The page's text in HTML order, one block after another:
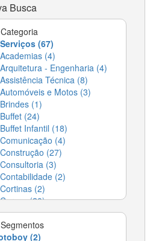
Busca
Categoria
Serviços (67)
Academias (4)
Arquitetura - Engenharia (4)
Assistência Técnica (8)
Automóveis e Motos (3)
Brindes (1)
Buffet (24)
Buffet Infantil (18)
Comunicação (4)
Construção (27)
Consultoria (3)
Contabilidade (2)
Cortinas (2)
(20)
(18)
Dedetizadora (4)
e
Segmentos
(2)